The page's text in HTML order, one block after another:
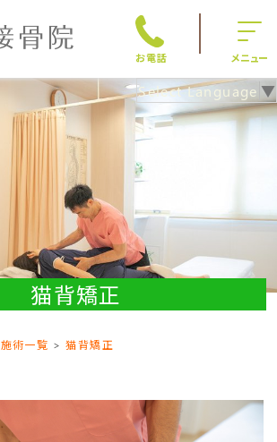
お電話 メニュー
Select Language ▼
猫背矯正
施術一覧 猫背矯正